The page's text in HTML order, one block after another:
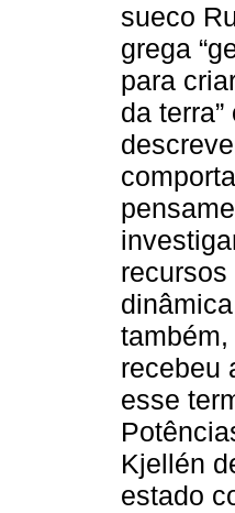
sueco
grega
para
da
recebeu
esse
Kjellén
estado